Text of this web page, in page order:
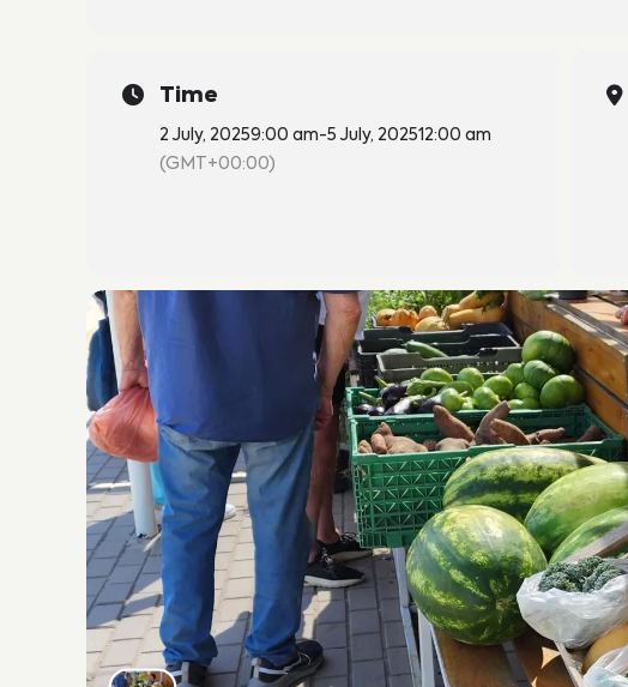
Time
2 July, 20259:00 am-5 July, 202512:00 am
(GMT+00:00)